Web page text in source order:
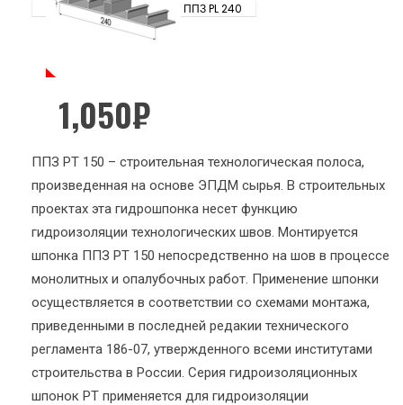
ППЗ PL 240
1,050₽
ППЗ PT 150 – строительная технологическая полоса,
произведенная на основе ЭПДМ сырья. В строительных
проектах эта гидрошпонка несет функцию
гидроизоляции технологических швов. Монтируется
шпонка ППЗ PT 150 непосредственно на шов в процессе
монолитных и опалубочных работ. Применение шпонки
осуществляется в соответствии со схемами монтажа,
приведенными в последней редакии технического
регламента 186-07, утвержденного всеми институтами
строительства в России. Серия гидроизоляционных
шпонок РТ применяется для гидроизоляции